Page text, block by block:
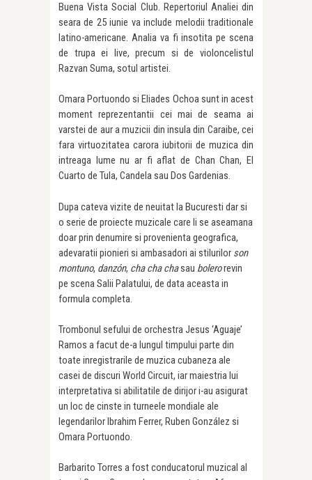
Buena Vista Social Club. Repertoriul Analiei din
seara de 25 iunie va include melodii traditionale
latino-americane. Analia va fi insotita pe scena
de trupa ei live, precum si de violoncelistul
Razvan Suma, sotul artistei.
Omara Portuondo si Eliades Ochoa sunt in acest
moment reprezentantii cei mai de seama ai
varstei de aur a muzicii din insula din Caraibe, cei
fara virtuozitatea carora iubitorii de muzica din
intreaga lume nu ar fi aflat de Chan Chan, El
Cuarto de Tula, Candela sau Dos Gardenias.
Dupa cateva vizite de neuitat la Bucuresti dar si
o serie de proiecte muzicale care li se aseamana
doar prin denumire si provenienta geografica,
adevaratii pionieri si ambasadori ai stilurilor son
montuno, danzón, cha cha chasau bolerorevin
pe scena Salii Palatului, de data aceasta in
formula completa.
Trombonul sefului de orchestra Jesus ‘Aguaje’
Ramos a facut de-a lungul timpului parte din
toate inregistrarile de muzica cubaneza ale
casei de discuri World Circuit, iar maiestria lui
interpretativa si abilitatile de dirijor i-au asigurat
un loc de cinste in turneele mondiale ale
legendarilor Ibrahim Ferrer, Ruben González si
Omara Portuondo.
Barbarito Torres a fost conducatorul muzical al